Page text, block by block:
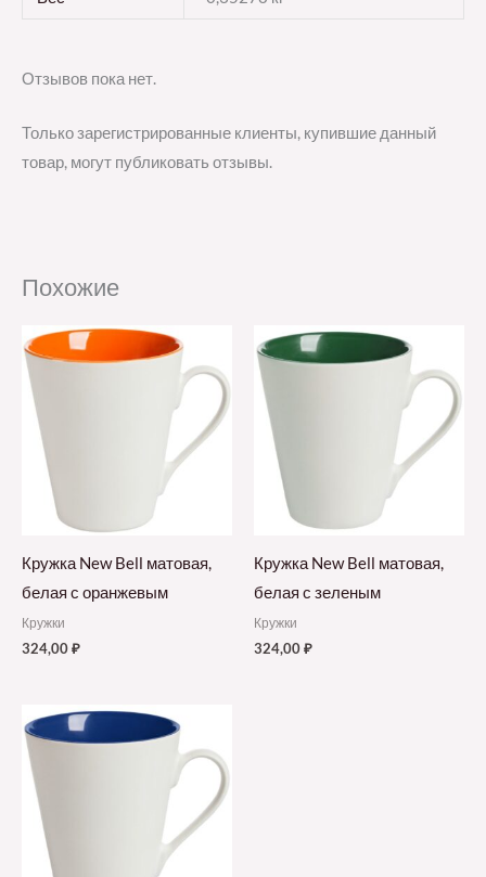
Отзывов пока нет.
Только зарегистрированные клиенты, купившие данный
товар, могут публиковать отзывы.
Похожие
Кружка New Bell матовая,
белая с оранжевым
Кружки
324,00₽
Кружка New Bell матовая,
белая с зеленым
Кружки
324,00₽